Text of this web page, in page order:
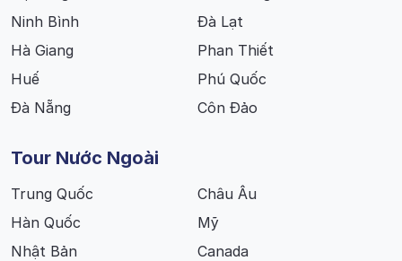
Ninh Bình
Đà Lạt
Hà Giang
Phan Thiết
Huế
Phú Quốc
Đà Nẵng
Côn Đảo
Tour Nước Ngoài
Trung Quốc
Châu Âu
Hàn Quốc
Mỹ
Nhật Bản
Canada